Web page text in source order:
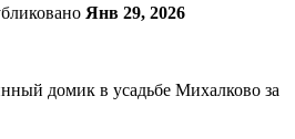
Янв 29, 2026
домик в усадьбе Михалково за